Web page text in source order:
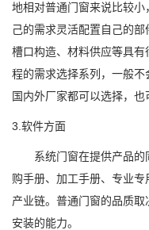
地相对普通门窗来说比较
己的需求灵活配置自己的部
槽口构造、材料供应等具
程的需求选择系列，一般
国内外厂家都可以选择，也
3.软件方面
系统门窗在提供产品的
购手册、加工手册、专业
产业链。普通门窗的品质
安装的能力。